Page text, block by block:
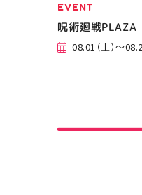
EVENT
呪術廻戦PLAZA
08.01（土）～